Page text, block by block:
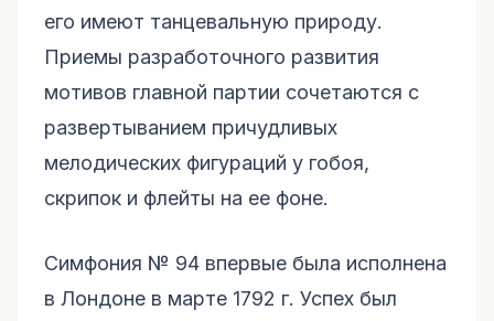
его имеют танцевальную природу.
Приемы разработочного развития
мотивов главной партии сочетаются с
развертыванием причудливых
мелодических фигураций у гобоя,
скрипок и флейты на ее фоне.
Симфония № 94 впервые была исполнена
в Лондоне в марте 1792 г. Успех был